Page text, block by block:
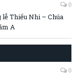
0
Thiếu Nhi – Chúa
A
0